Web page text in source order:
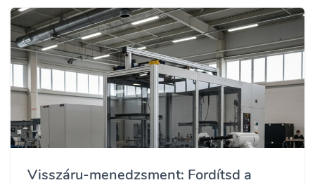
Visszáru-menedzsment: Fordítsd a